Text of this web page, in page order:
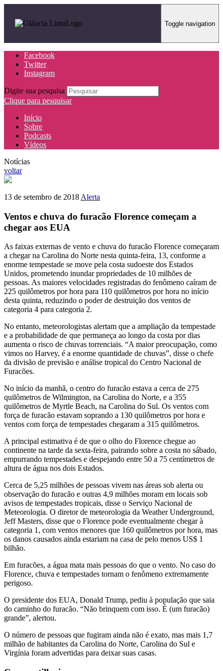
Toggle navigation
Facebook
Twitter
Instagram
Digite sua pesquisa
Clique para pesquisar
Início
Sobre
Podcasts
Vídeos
Notícias
voltar
13 de setembro de 2018 Alerta
Ventos e chuva do furacão Florence começam a
chegar aos EUA
As faixas externas de vento e chuva do furacão Florence começaram
a chegar na Carolina do Norte nesta quinta-feira, 13, conforme a
enorme tempestade se move pela costa sudoeste dos Estados
Unidos, prometendo inundar propriedades de 10 milhões de
pessoas. As maiores velocidades registradas do fenômeno caíram de
225 quilômetros por hora para 110 quilômetros por hora no início
desta quinta, reduzindo o poder de destruição dos ventos de
categoria 4 para categoria 2.
No entanto, meteorologistas alertam que a ampliação da tempestade
e a probabilidade de que permaneça ao longo da costa por dias
aumenta o risco de chuvas torrenciais. “A maior preocupação, como
vimos no Harvey, é a enorme quantidade de chuvas”, disse o chefe
da divisão de previsão e análise tropical do Centro Nacional de
Furacões.
No início da manhã, o centro do furacão estava a cerca de 275
quilômetros de Wilmington, na Carolina do Norte, e a 355
quilômetros de Myrtle Beach, na Carolina do Sul. Os ventos com
força de furacão estavam soprando a 130 quilômetros por hora e
ventos com força de tempestades chegaram a 315 quilômetros.
A principal estimativa é de que o olho do Florence chegue ao
continente na tarde da sexta-feira, pairando sobre a costa no sábado,
empurrando tempestades e despejando entre 50 a 75 centímetros de
altura de água nos dois Estados.
Cerca de 5,25 milhões de pessoas vivem nas áreas sob alerta ou
observação do furacão e outras 4,9 milhões moram em locais sob
avisos de tempestades tropicais, disse o Serviço Nacional de
Meteorologia. O diretor de meteorologia da Weather Underground,
Jeff Masters, disse que o Florence pode eventualmente chegar à
categoria 1, com ventos menores que 160 quilômetros por hora, mas
os danos causados ainda estariam na casa de pelo menos US$ 1
bilhão.
Em furacões, a água mata mais pessoas do que o vento. No caso do
Florence, chuva e tempestades tornam o fenômeno extremamente
perigoso.
O presidente dos EUA, Donald Trump, pediu à população que saia
do caminho do furacão. “Não brinquem com isso. É (um furacão)
grande”, alertou.
O número de pessoas que fugiram ainda não é exato, mas mais 1,7
milhão de habitantes da Carolina do Norte, Carolina do Sul e
Virgínia foram advertidas para deixar suas casas.